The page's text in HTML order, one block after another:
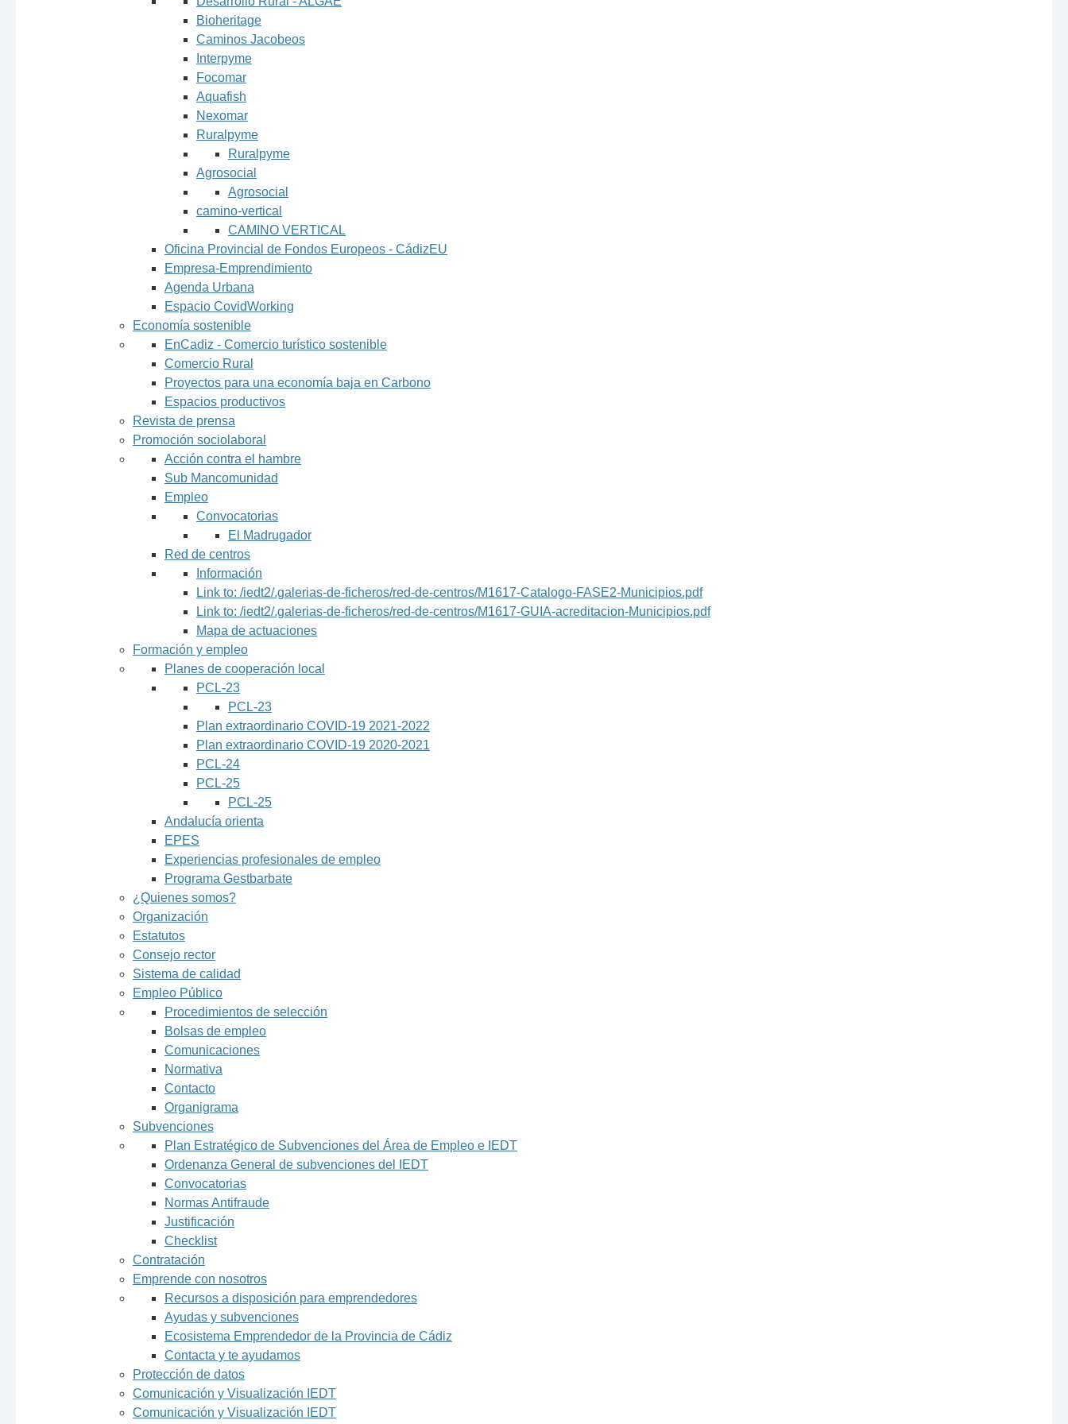
Bioheritage
Caminos Jacobeos
Interpyme
Focomar
Aquafish
Nexomar
Ruralpyme
Ruralpyme
Agrosocial
Agrosocial
camino-vertical
CAMINO VERTICAL
Oficina Provincial de Fondos Europeos - CádizEU
Empresa-Emprendimiento
Agenda Urbana
Espacio CovidWorking
Economía sostenible
EnCadiz - Comercio turístico sostenible
Comercio Rural
Proyectos para una economía baja en Carbono
Espacios productivos
Revista de prensa
Promoción sociolaboral
Acción contra el hambre
Sub Mancomunidad
Empleo
Convocatorias
El Madrugador
Red de centros
Información
Link to: /iedt2/.galerias-de-ficheros/red-de-centros/M1617-Catalogo-FASE2-Municipios.pdf
Link to: /iedt2/.galerias-de-ficheros/red-de-centros/M1617-GUIA-acreditacion-Municipios.pdf
Mapa de actuaciones
Formación y empleo
Planes de cooperación local
PCL-23
PCL-23
Plan extraordinario COVID-19 2021-2022
Plan extraordinario COVID-19 2020-2021
PCL-24
PCL-25
PCL-25
Andalucía orienta
EPES
Experiencias profesionales de empleo
Programa Gestbarbate
¿Quienes somos?
Organización
Estatutos
Consejo rector
Sistema de calidad
Empleo Público
Procedimientos de selección
Bolsas de empleo
Comunicaciones
Normativa
Contacto
Organigrama
Subvenciones
Plan Estratégico de Subvenciones del Área de Empleo e IEDT
Ordenanza General de subvenciones del IEDT
Convocatorias
Normas Antifraude
Justificación
Checklist
Contratación
Emprende con nosotros
Recursos a disposición para emprendedores
Ayudas y subvenciones
Ecosistema Emprendedor de la Provincia de Cádiz
Contacta y te ayudamos
Protección de datos
Comunicación y Visualización IEDT
Comunicación y Visualización IEDT